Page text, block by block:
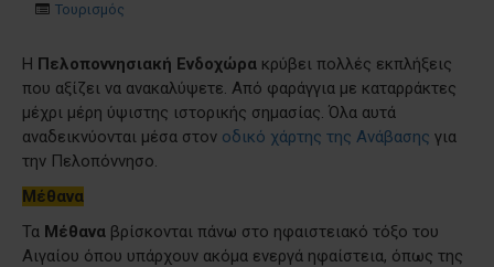
Τουρισμός
H Πελοποννησιακή Ενδοχώρα κρύβει πολλές εκπλήξεις
που αξίζει να ανακαλύψετε. Από φαράγγια με καταρράκτες
μέχρι μέρη ύψιστης ιστορικής σημασίας. Όλα αυτά
αναδεικνύονται μέσα στον οδικό χάρτης της Ανάβασης για
την Πελοπόννησο.
Μέθανα
Τα Μέθανα βρίσκονται πάνω στο ηφαιστειακό τόξο του
Αιγαίου όπου υπάρχουν ακόμα ενεργά ηφαίστεια, όπως της